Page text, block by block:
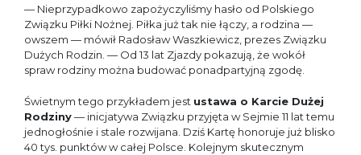
— Nieprzypadkowo zapożyczyliśmy hasło od Polskiego
Związku Piłki Nożnej. Piłka już tak nie łączy, a rodzina —
owszem — mówił Radosław Waszkiewicz, prezes Związku
Dużych Rodzin. — Od 13 lat Zjazdy pokazują, że wokół
spraw rodziny można budować ponadpartyjną zgodę.
Świetnym tego przykładem jest ustawa o Karcie Dużej
Rodziny— inicjatywa Związku przyjęta w Sejmie 11 lat temu
jednogłośnie i stale rozwijana. Dziś Kartę honoruje już blisko
40 tys. punktów w całej Polsce. Kolejnym skutecznym